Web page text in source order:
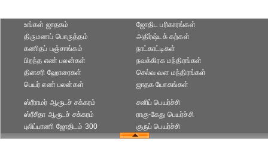
உங்கள் ஜாதகம்
திருமணப் பொருத்தம்
கணிதப் பஞ்சாங்கம்
ஜோதிட ப‌ரிகார‌ங்க‌ள்
அதிர்ஷ்டக் கற்கள்
நாட்காட்டிகள்
பிறந்த எண் பலன்கள்
தினசரி ஹோரைகள்
பெயர் எண் பலன்கள்
நவக்கிரக மந்திரங்கள்
செல்வ வள மந்திரங்கள்
ஜாதக யோகங்கள்
ஸ்ரீராமர் ஆரூடச் சக்கரம்
ஸ்ரீசீதா ஆரூடச் சக்கரம்
புலிப்பாணி ஜோதிடம் 300
சனிப் பெயர்ச்சி
ராகு-கேது பெயர்ச்சி
குருப் பெயர்ச்சி